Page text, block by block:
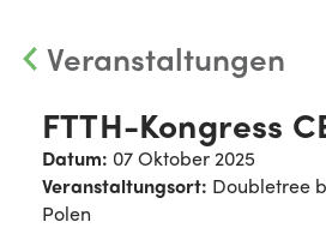
Veranstaltungen
FTTH-Kongress
Datum: 07 Oktober 2025
Veranstaltungsort: Doubletree
Polen